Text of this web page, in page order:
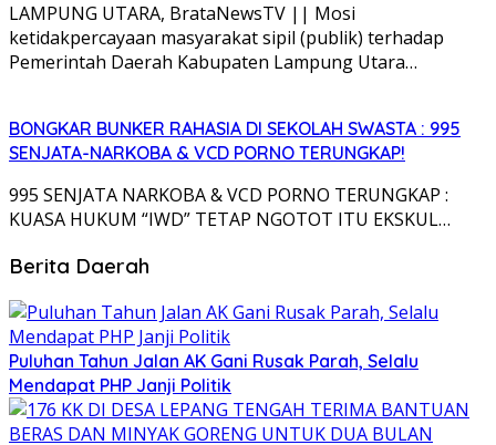
LAMPUNG UTARA, BrataNewsTV || Mosi
ketidakpercayaan masyarakat sipil (publik) terhadap
Pemerintah Daerah Kabupaten Lampung Utara…
BONGKAR BUNKER RAHASIA DI SEKOLAH SWASTA : 995
SENJATA-NARKOBA & VCD PORNO TERUNGKAP!
995 SENJATA NARKOBA & VCD PORNO TERUNGKAP :
KUASA HUKUM “IWD” TETAP NGOTOT ITU EKSKUL…
Berita Daerah
Puluhan Tahun Jalan AK Gani Rusak Parah, Selalu
Mendapat PHP Janji Politik